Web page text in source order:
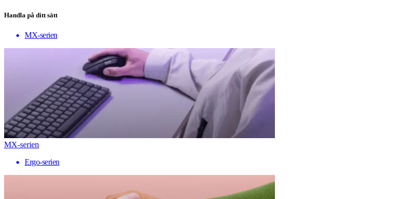
Handla på ditt sätt
MX-serien
MX-serien
Ergo-serien